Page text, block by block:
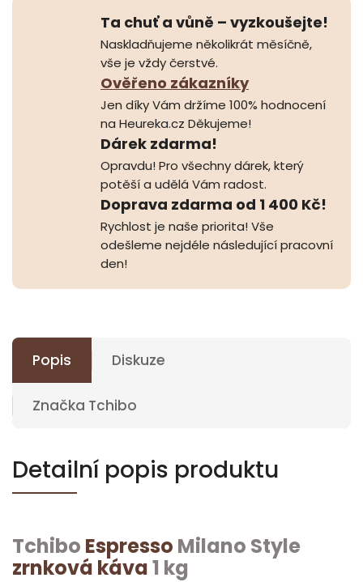
Ta chuť a vůně – vyzkoušejte!
Naskladňujeme několikrát měsíčně,
vše je vždy čerstvé.
Ověřeno zákazníky
Jen díky Vám držíme 100% hodnocení
na Heureka.cz Děkujeme!
Dárek zdarma!
Opravdu! Pro všechny dárek, který
potěší a udělá Vám radost.
Doprava zdarma od 1 400 Kč!
Rychlost je naše priorita! Vše
odešleme nejdéle následující pracovní
den!
Popis Diskuze
Značka Tchibo
Detailní popis produktu
Tchibo Espresso Milano Style
zrnková káva1 kg